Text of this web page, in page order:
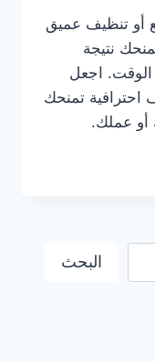
أو تنظيف عميق
نتيجة
الوقت. اجعل
احترافية تمنحك
أو عملك.
البحث